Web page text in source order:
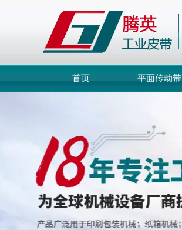
首页 平面传动带